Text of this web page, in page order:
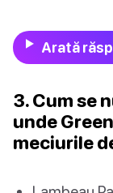
Arată
3. Cum se
unde
meciurile